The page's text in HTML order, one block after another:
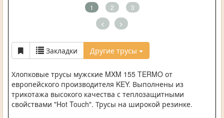
1 2 3
< >
Закладки Другие трусы
Хлопковые трусы мужские MXM 155 TERMO от
европейского производителя KEY. Выполнены из
трикотажа высокого качества с теплозащитными
свойствами "Hot Touch". Трусы на широкой резинке.